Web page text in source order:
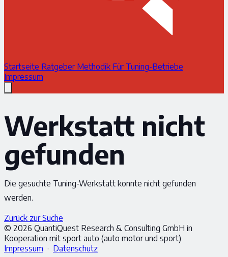
Startseite Ratgeber Methodik Für Tuning-Betriebe
Impressum
Werkstatt nicht
gefunden
Die gesuchte Tuning-Werkstatt konnte nicht gefunden
werden.
Zurück zur Suche
© 2026 QuantiQuest Research & Consulting GmbH in
Kooperation mit sport auto (auto motor und sport)
Impressum · Datenschutz